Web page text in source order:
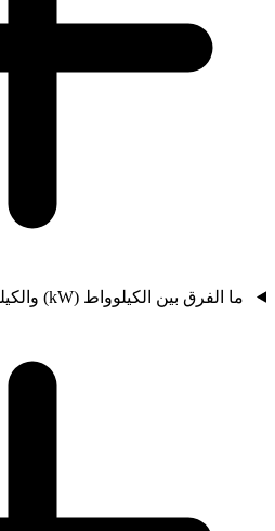
ما الفرق بين الكيلوواط (kW) والكيلو فولت أمبير (kVA)؟